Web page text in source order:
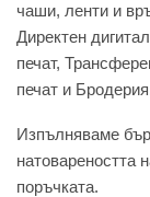
чаши, ленти и
Директен
печат,
печат и
Изпълняваме
натовареността
поръчката.